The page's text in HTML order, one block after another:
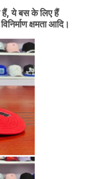
हैं, ये बस के लिए हैं
क्षमता आदि।